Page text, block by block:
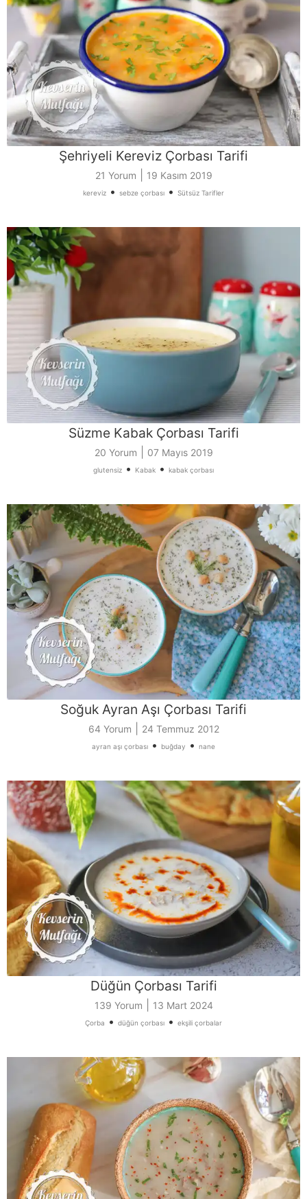
Şehriyeli Kereviz Çorbası Tarifi
21 Yorum 19 Kasım 2019
kereviz • sebze çorbası • Sütsüz Tarifler
Süzme Kabak Çorbası Tarifi
20 Yorum 07 Mayıs 2019
glutensiz • Kabak • kabak çorbası
Soğuk Ayran Aşı Çorbası Tarifi
64 Yorum 24 Temmuz 2012
ayran aşı çorbası • buğday • nane
Düğün Çorbası Tarifi
139 Yorum 13 Mart 2024
Çorba • düğün çorbası • ekşili çorbalar